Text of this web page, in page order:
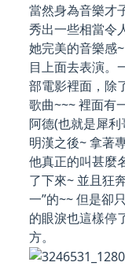
當然身為音樂才
秀出一些相當令
她完美的音樂感
目上面去表演。
部電影裡面，除
歌曲~~~ 裡面有
阿德(也就是犀
明漢之後~ 拿著
他真正的叫甚麼
了下來~ 並且狂
一”的~~ 但是卻
的眼淚也這樣停
方。